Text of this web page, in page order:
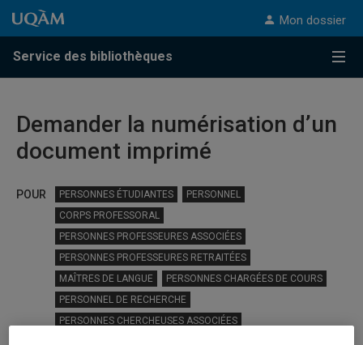
Passer au contenu
Accéder au menu principal
Accéder à la recherche
Passer au contenu
Accéder au menu principal
Mon dossier
Service des bibliothèques
Demander la numérisation d’un
document imprimé
POUR PERSONNES ÉTUDIANTES
PERSONNEL
CORPS PROFESSORAL
PERSONNES PROFESSEURES ASSOCIÉES
PERSONNES PROFESSEURES RETRAITÉES
MAÎTRES DE LANGUE
PERSONNES CHARGÉES DE COURS
PERSONNEL DE RECHERCHE
PERSONNES CHERCHEUSES ASSOCIÉES